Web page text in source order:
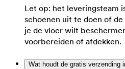
Let op: het leveringsteam
schoenen uit te doen of
je de vloer wilt
voorbereiden of afdekken.
Wat houdt de gratis verzending